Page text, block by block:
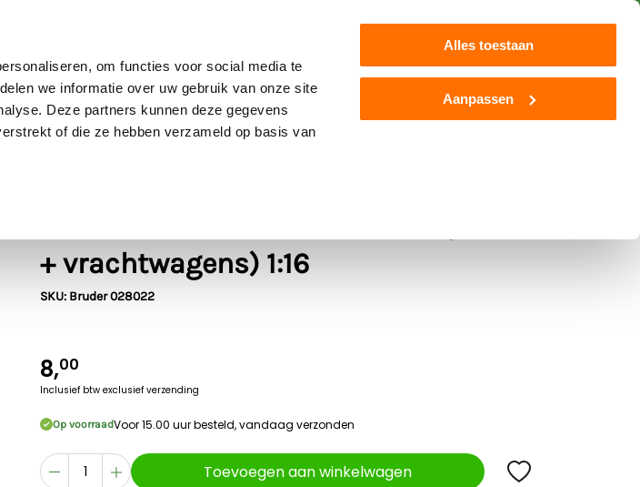
om functies voor social media te
we informatie over uw gebruik van onze site
Deze partners kunnen deze gegevens
of die ze hebben verzameld op basis van
Alles toestaan
Aanpassen
Britains Kids Globe Jamara Overige Nieuw
+ vrachtwagens) 1:16
SKU: Bruder 028022
8,00
Inclusief btw exclusief verzending
Op voorraadVoor 15.00 uur besteld, vandaag verzonden
Toevoegen aan winkelwagen